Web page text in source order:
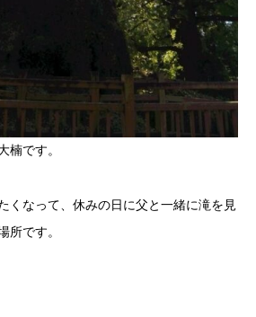
楠です。
くなって、休みの日に父と一緒に滝を見
所です。